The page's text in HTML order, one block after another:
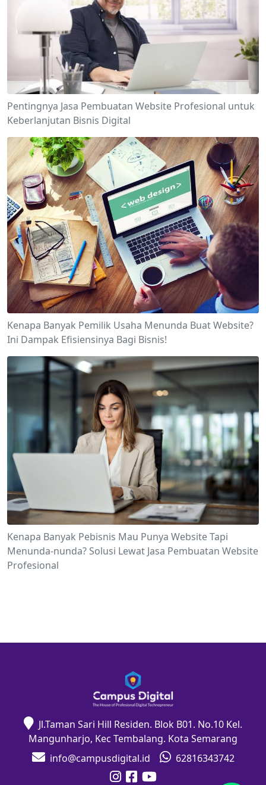
Pentingnya Jasa Pembuatan Website Profesional untuk
Keberlanjutan Bisnis Digital
Kenapa Banyak Pemilik Usaha Menunda Buat Website?
Ini Dampak Efisiensinya Bagi Bisnis!
Kenapa Banyak Pebisnis Mau Punya Website Tapi
Menunda-nunda? Solusi Lewat Jasa Pembuatan Website
Profesional
Jl.Taman Sari Hill Residen. Blok B01. No.10 Kel.
Mangunharjo, Kec Tembalang. Kota Semarang
info@campusdigital.id
62816343742